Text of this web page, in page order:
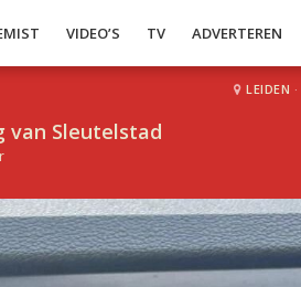
VIDEO’S TV ADVERTEREN
van Sleutelstad
LEIDEN ·